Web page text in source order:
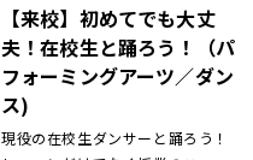
【来校】初めてでも大丈
夫！在校生と踊ろう！（パ
フォーミングアーツ／ダン
ス)
現役の在校生ダンサーと踊ろう！